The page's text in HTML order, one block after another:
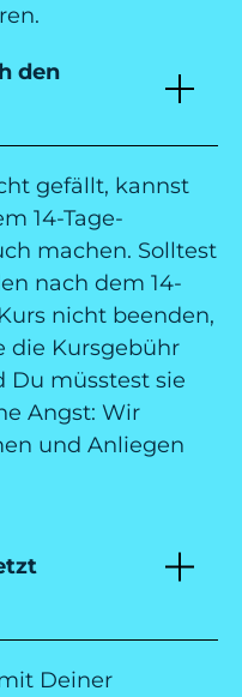
den
gefällt, kannst
14-Tage-
machen. Solltest
nach dem 14-
nicht beenden,
die Kursgebühr
müsstest sie
Angst: Wir
und Anliegen
Deiner